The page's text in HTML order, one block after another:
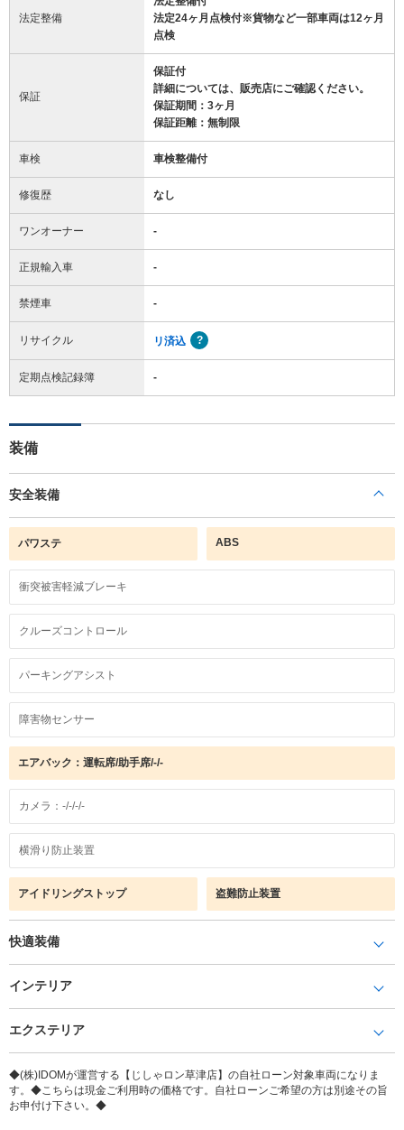
法定整備
法定24ヶ月点検付※貨物など一部車両は12ヶ月
点検
保証
保証付
詳細については、販売店にご確認ください。
保証期間：3ヶ月
保証距離：無制限
車検 車検整備付
修復歴 なし
ワンオーナー -
正規輸入車 -
禁煙車 -
リサイクル リ済込
定期点検記録簿 -
装備
安全装備
パワステ ABS
衝突被害軽減ブレーキ
クルーズコントロール
パーキングアシスト
障害物センサー
エアバック：運転席/助手席/-/-
カメラ：-/-/-/-
横滑り防止装置
アイドリングストップ 盗難防止装置
快適装備
インテリア
エクステリア
◆(株)IDOMが運営する【じしゃロン草津店】の自社ローン対象車両になりま
す。◆こちらは現金ご利用時の価格です。自社ローンご希望の方は別途その旨
お申付け下さい。◆